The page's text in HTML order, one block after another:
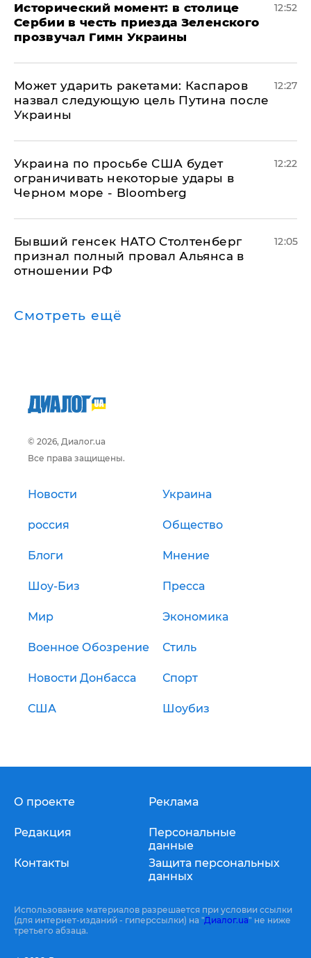
Исторический момент: в столице
Сербии в честь приезда Зеленского
прозвучал Гимн Украины
12:52
Может ударить ракетами: Каспаров
назвал следующую цель Путина после
Украины
12:27
Украина по просьбе США будет
ограничивать некоторые удары в
Черном море - Bloomberg
12:22
Бывший генсек НАТО Столтенберг
признал полный провал Альянса в
отношении РФ
12:05
Смотреть ещё
© 2026, Диалог.ua
Все права защищены.
Новости Украина
россия Общество
Блоги Мнение
Шоу-Биз Пресса
Мир Экономика
Военное Обозрение Стиль
Новости Донбасса Спорт
США Шоубиз
О проекте
Редакция
Контакты
Реклама
Персональные
данные
Защита персональных
данных
Использование материалов разрешается при условии ссылки
(для интернет-изданий - гиперссылки) на "Диалог.ua" не ниже
третьего абзаца.